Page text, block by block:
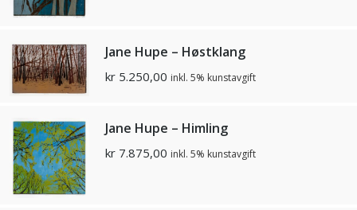
Jane Hupe – Høstklang
kr 5.250,00 inkl. 5% kunstavgift
Jane Hupe – Himling
kr 7.875,00 inkl. 5% kunstavgift